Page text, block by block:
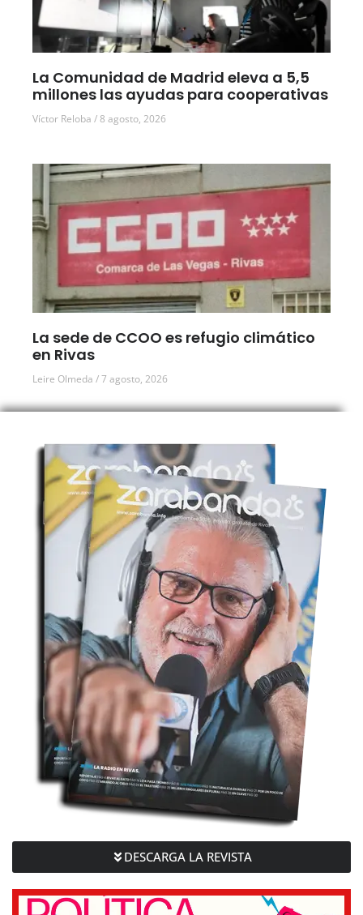
La Comunidad de Madrid eleva a 5,5
millones las ayudas para cooperativas
Víctor Reloba 8 agosto, 2026
La sede de CCOO es refugio climático
en Rivas
Leire Olmeda 7 agosto, 2026
DESCARGA LA REVISTA